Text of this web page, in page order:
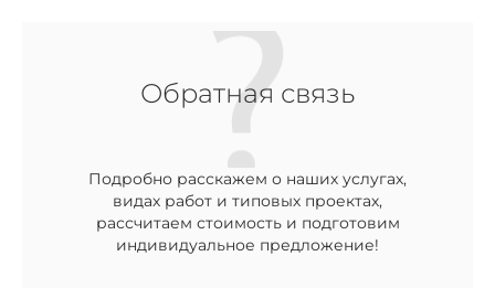
Обратная связь
Подробно расскажем о наших услугах,
видах работ и типовых проектах,
рассчитаем стоимость и подготовим
индивидуальное предложение!